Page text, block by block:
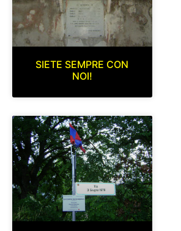
SIETE SEMPRE CON
NOI!